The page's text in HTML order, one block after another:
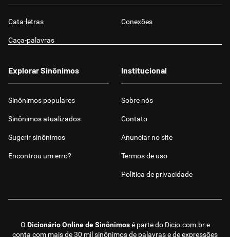
Cata-letras Conexões
Caça-palavras
O Dicionário Online de Sinônimosé parte do Dicio.com.bre
conta com mais de 30 mil sinônimos de palavras e de expressões
Explorar Sinônimos
Sinônimos populares
Sinônimos atualizados
Sugerir sinônimos
Encontrou um erro?
Institucional
Sobre nós
Contato
Anunciar no site
Termos de uso
Política de privacidade